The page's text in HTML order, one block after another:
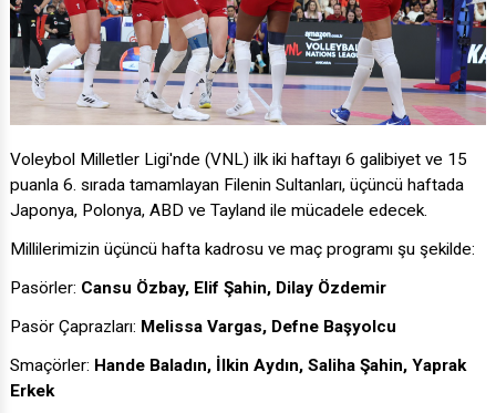
Voleybol Milletler Ligi'nde (VNL) ilk iki haftayı 6 galibiyet ve 15
puanla 6. sırada tamamlayan Filenin Sultanları, üçüncü haftada
Japonya, Polonya, ABD ve Tayland ile mücadele edecek.
Millilerimizin üçüncü hafta kadrosu ve maç programı şu şekilde:
Pasörler: Cansu Özbay, Elif Şahin, Dilay Özdemir
Pasör Çaprazları: Melissa Vargas, Defne Başyolcu
Smaçörler: Hande Baladın, İlkin Aydın, Saliha Şahin, Yaprak
Erkek